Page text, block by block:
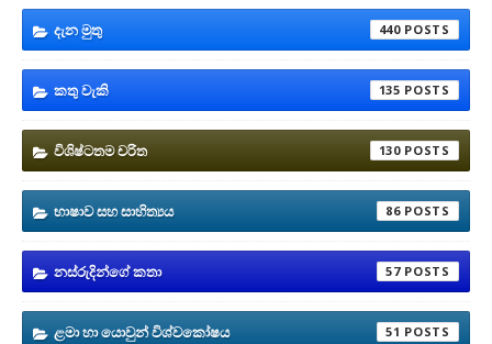
දැන මුතු 440
කතු වැකි 135
විශිෂ්ටතම චරිත 130
භාෂාව සහ සාහිත්‍යය 86
නස්රුදින්ගේ කතා 57
ළමා හා යොවුන් විශ්වකෝෂය 51